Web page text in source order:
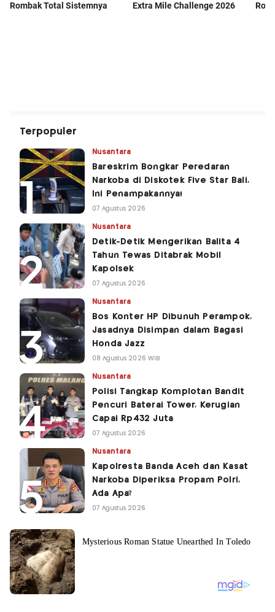
Terpopuler
Nusantara
Bareskrim Bongkar Peredaran
Narkoba di Diskotek Five Star Bali,
Ini Penampakannya!
07 Agustus 2026
Nusantara
Detik-Detik Mengerikan Balita 4
Tahun Tewas Ditabrak Mobil
Kapolsek
07 Agustus 2026
Nusantara
Bos Konter HP Dibunuh Perampok,
Jasadnya Disimpan dalam Bagasi
Honda Jazz
08 Agustus 2026 WIB
Nusantara
Polisi Tangkap Komplotan Bandit
Pencuri Baterai Tower, Kerugian
Capai Rp432 Juta
07 Agustus 2026
Nusantara
Kapolresta Banda Aceh dan Kasat
Narkoba Diperiksa Propam Polri,
Ada Apa?
07 Agustus 2026